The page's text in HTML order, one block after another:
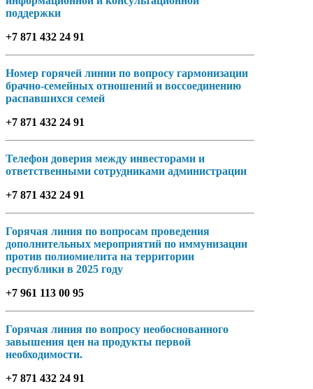
поддержки
+7 871 432 24 91
Номер горячей линии по вопросу гармонизации
брачно-семейных отношений и воссоединению
распавшихся семей
+7 871 432 24 91
Телефон доверия между инвесторами и
ответственными сотрудниками администрации
+7 871 432 24 91
Горячая линия по вопросам проведения
дополнительных мероприятий по иммунизации
против полиомиелита на территории
республики в 2025 году
+7 961 113 00 95
Горячая линия по вопросу необоснованного
завышения цен на продукты первой
необходимости.
+7 871 432 24 91